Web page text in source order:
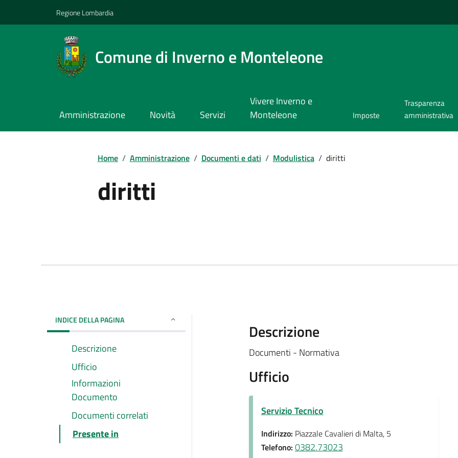
Regione Lombardia
Comune di Inverno e Monteleone
Amministrazione Novità Servizi
Vivere Inverno e
Monteleone
Imposte
Trasparenza
amministrativa
Home / Amministrazione / Documenti e dati / Modulistica / diritti
diritti
INDICE DELLA PAGINA
Descrizione
Ufficio
Informazioni
Documento
Documenti correlati
Presente in
Descrizione
Documenti - Normativa
Ufficio
Servizio Tecnico
Indirizzo: Piazzale Cavalieri di Malta, 5
Telefono: 0382.73023